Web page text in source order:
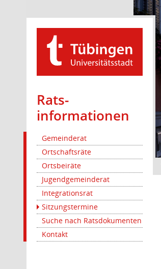
Rats­
informationen
Gemeinderat
Ortschaftsräte
Ortsbeiräte
Jugendgemeinderat
Integrationsrat
Sitzungstermine
Suche nach Ratsdokumenten
Kontakt